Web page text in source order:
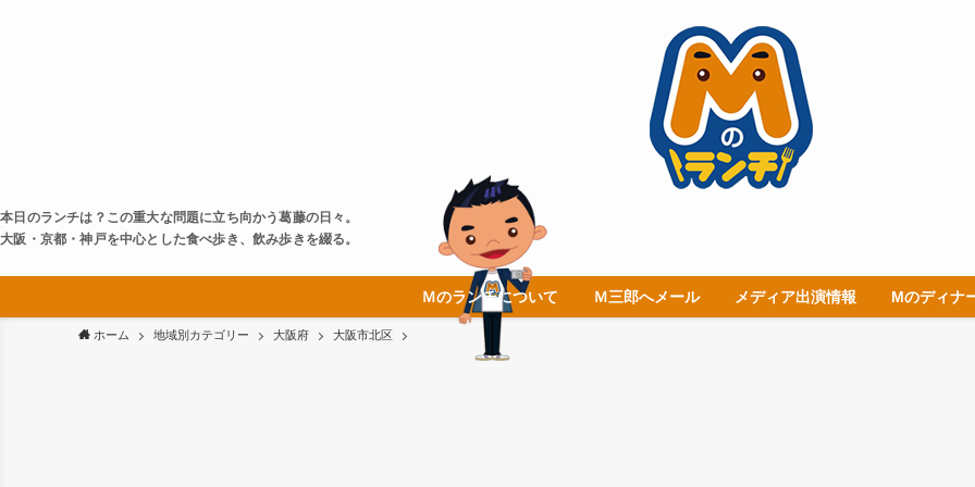
本日のランチは？この重大な問題に立ち向かう葛藤の日々。
大阪・京都・神戸を中心とした食べ歩き、飲み歩きを綴る。
Ｍのランチについて Ｍ三郎へメール メディア出演情報 Mのディナ
ホーム 地域別カテゴリー 大阪府 大阪市北区